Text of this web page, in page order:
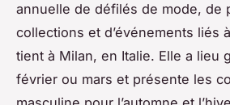
annuelle de défilés de mode, de
collections et d’événements liés
tient à Milan, en Italie. Elle a lieu
février ou mars et présente les